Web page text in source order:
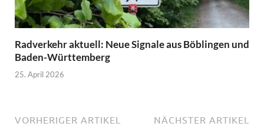
Radverkehr aktuell: Neue Signale aus Böblingen und
Baden-Württemberg
25. April 2026
VORHERIGER ARTIKEL NÄCHSTER ARTIKEL